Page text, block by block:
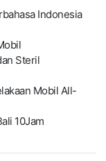
Indonesia
Steril
Mobil All-
10Jam